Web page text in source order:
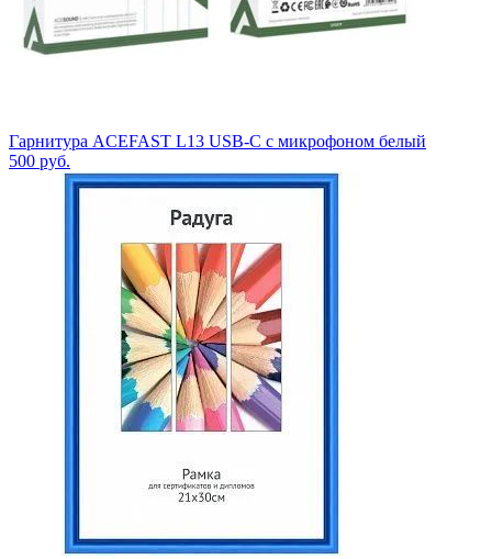
Гарнитура ACEFAST L13 USB-C с микрофоном белый
500 руб.